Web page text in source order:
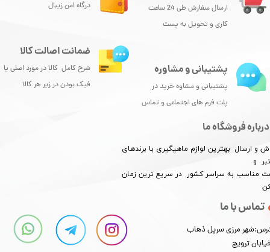
ارسال سفارش طی 24 ساعت
کاری و تحویل به پست
درباره فروشگاه ما
و ارسال بهترین لوازم ماهیگیری با برندهای
و
مناسب به سراسر کشور در سریع ترین زمان
تماس با ما
مرزی سرپل ذهاب
ترویج
درگاه امن زیبال
پشتیبانی و مشاوره
پشتیبانی و مشاوه خرید در
پلت فرم های اجتماعی و تماس
ضمانت اصالت کالا
شرح کامل کالا در مورد اصلی یا
فیک بودن در زیر هر کالا